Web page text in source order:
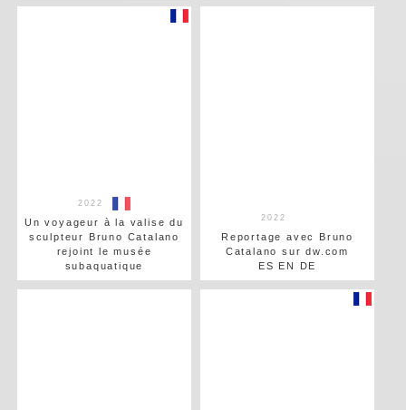
2022
Un voyageur à la valise du
sculpteur Bruno Catalano
rejoint le musée
subaquatique
2022
Reportage avec Bruno
Catalano sur dw.com
ES EN DE